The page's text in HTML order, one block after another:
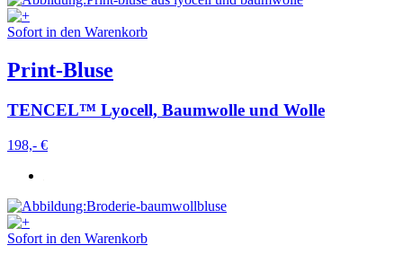
Sofort in den Warenkorb
Print-Bluse
TENCEL™ Lyocell, Baumwolle und Wolle
198,- €
Sofort in den Warenkorb